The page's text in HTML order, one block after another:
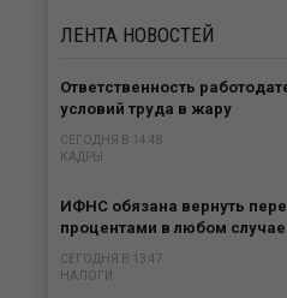
ЛЕНТА НОВОСТЕЙ
Ответственность
условий труда в жару
СЕГОДНЯ В 14:48
КАДРЫ
ИФНС обязана вернуть
процентами в любом случае
СЕГОДНЯ В 13:47
НАЛОГИ